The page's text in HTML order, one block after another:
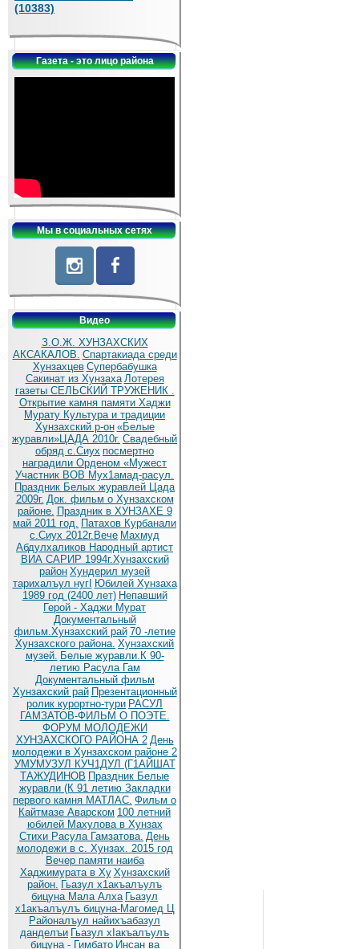
(10383)
Газета - это лицо района
Мы в социальных сетях
Видео
З.О.Ж. ХУНЗАХСКИХ
АКСАКАЛОВ. Спартакиада среди
Хунзахцев Супербабушка
Сакинат из Хунзаха Лотерея
газеты СЕЛЬСКИЙ ТРУЖЕНИК .
Открытие камня памяти Хаджи
Мурату Культура и традиции
Хунзахский р-он «Белые
журавли»ЦАДА 2010г. Cвадебный
обряд c.Сиух посмертно
наградили Орденом «Мужест
Участник ВОВ Мух1амад-расул.
Праздник Белых журавлей Цада
2009г. Док. фильм о Хунзахском
районе. Праздник в ХУНЗАХЕ 9
май 2011 год. Патахов Курбанали
с.Сиух 2012г.Вече Махмуд
Абдулхаликов Народный артист
ВИА САРИР 1994г.Хунзахский
район Хундерил музей
тарихалъул нугI Юбилей Хунзаха
1989 год (2400 лет) Непавший
Герой - Хаджи Мурат
Документальный
фильм.Хунзахский рай 70 -летие
Хунзахского района. Хунзахский
музей. Белые журавли.К 90-
летию Расула Гам
Документальный фильм
Хунзахский рай Презентационный
ролик курортно-тури РАСУЛ
ГАМЗАТОВ-ФИЛЬМ О ПОЭТЕ.
ФОРУМ МОЛОДЕЖИ
ХУНЗАХСКОГО РАЙОНА 2 День
молодежи в Хунзахском районе 2
УМУМУЗУЛ КУЧ1ДУЛ (Г1АЙШАТ
ТАЖУДИНОВ Праздник Белые
журавли (К 91 летию Закладки
первого камня МАТЛАС. Фильм о
Кайтмазе Аварском 100 летний
юбилей Махулова в Хунзах
Стихи Расула Гамзатова. День
молодежи в с. Хунзах. 2015 год
Вечер памяти наиба
Хаджимурата в Ху Хунзахский
район. Гьазул х1акъалъулъ
бицуна Мала Алха Гьазул
х1акъалъулъ бицуна-Магомед Ц
Районалъул найихъабазул
данделъи Гьазул хIакъалъулъ
бицуна - Гимбато Инсан ва